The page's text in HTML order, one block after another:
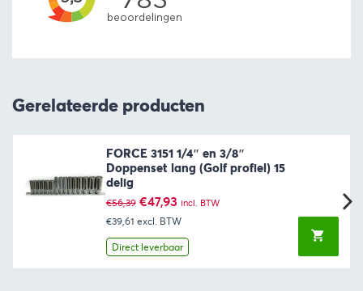
Gerelateerde producten
FORCE 3151 1/4″ en 3/8″
Doppenset lang (Golf profiel) 15
delig
€56,39 Oorspronkelijke
prijs
was:
€56,39.
€47,93Huidige
prijs
is:
€47,93.
incl. BTW
€39,61 excl. BTW
Direct leverbaar